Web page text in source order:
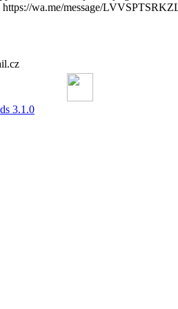
wa.me/message/
3.1.0